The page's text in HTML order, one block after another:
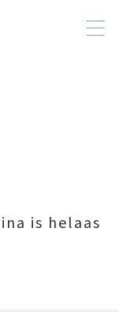
is helaas